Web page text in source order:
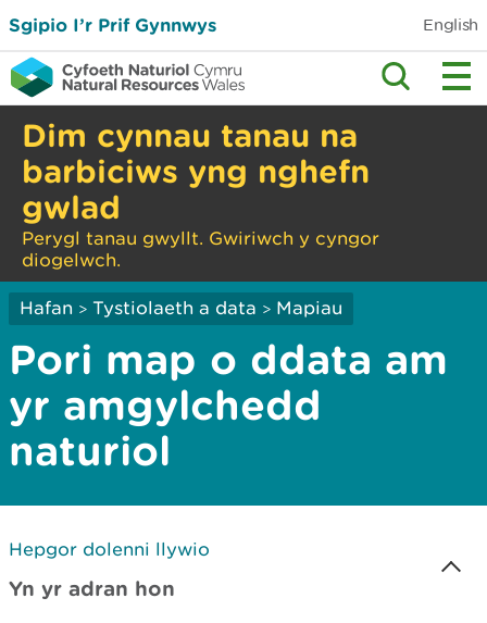
Sgipio I’r Prif Gynnwys English
Dim cynnau tanau na
barbiciws yng nghefn
gwlad
Perygl tanau gwyllt. Gwiriwch y cyngor
diogelwch.
Hafan > Tystiolaeth a data > Mapiau
Pori map o ddata am
yr amgylchedd
naturiol
Hepgor dolenni llywio
Yn yr adran hon